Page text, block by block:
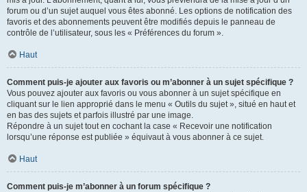
forum ou d’un sujet auquel vous êtes abonné. Les options de notification des
favoris et des abonnements peuvent être modifiés depuis le panneau de
contrôle de l’utilisateur, sous les « Préférences du forum ».
Haut
Comment puis-je ajouter aux favoris ou m’abonner à un sujet spécifique ?
Vous pouvez ajouter aux favoris ou vous abonner à un sujet spécifique en
cliquant sur le lien approprié dans le menu « Outils du sujet », situé en haut et
en bas des sujets et parfois illustré par une image.
Répondre à un sujet tout en cochant la case « Recevoir une notification
lorsqu’une réponse est publiée » équivaut à vous abonner à ce sujet.
Haut
Comment puis-je m’abonner à un forum spécifique ?